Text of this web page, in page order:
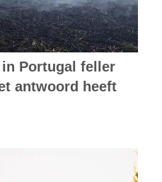
Portugal feller
antwoord heeft